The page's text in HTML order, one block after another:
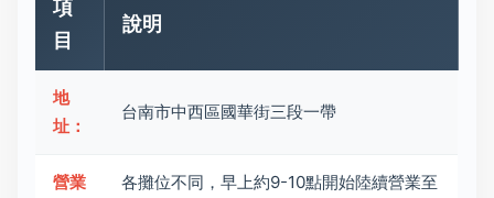
項
目
說明
地
址：
台南市中西區國華街三段一帶
營業
各攤位不同，早上約9-10點開始陸續營業至